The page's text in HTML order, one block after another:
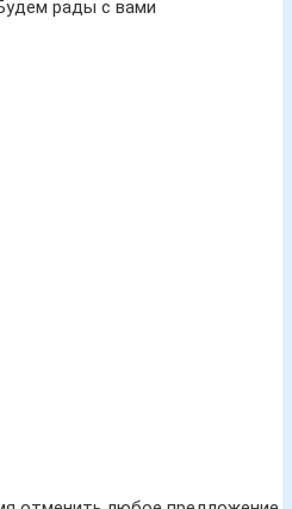
рады с вами